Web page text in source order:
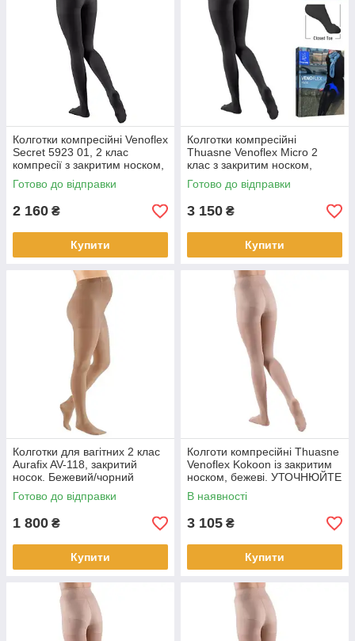
Колготки компресійні Venoflex
Secret 5923 01, 2 клас
компресії з закритим носком,
чорні. Профілактика
варикозу.
Готово до відправки
2 160 ₴
Купити
Колготки компресійні
Thuasne Venoflex Micro 2
клас з закритим носком,
чорні. Профілактика варікозу.
Готово до відправки
3 150 ₴
Купити
Колготки для вагітних 2 клас
Aurafix AV-118, закритий
носок. Бежевий/чорний
Готово до відправки
1 800 ₴
Купити
Колготи компресійні Thuasne
Venoflex Kokoon із закритим
носком, бежеві. УТОЧНЮЙТЕ
НАЯВНІСТЬ! Бежевий,
Колготки, 1
В наявності
3 105 ₴
Купити